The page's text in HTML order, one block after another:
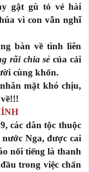
gật gù tỏ vẻ hài
vì con vẫn nghĩ
bàn về tình liên
rãi chia sẻ của cải
cùng khốn.
mặt khó chịu,
các dân tộc thuộc
Nga, được cai
nổi tiếng là thanh
trong việc chấn